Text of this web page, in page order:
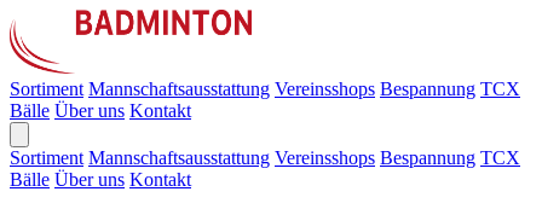
Sortiment Mannschaftsausstattung Vereinsshops Bespannung TCX
Bälle Über uns Kontakt
Sortiment Mannschaftsausstattung Vereinsshops Bespannung TCX
Bälle Über uns Kontakt